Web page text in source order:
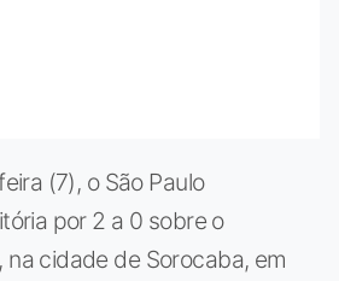
(7), o São Paulo
por 2 a 0 sobre o
cidade de Sorocaba, em